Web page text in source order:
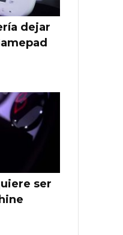
dejar
ser